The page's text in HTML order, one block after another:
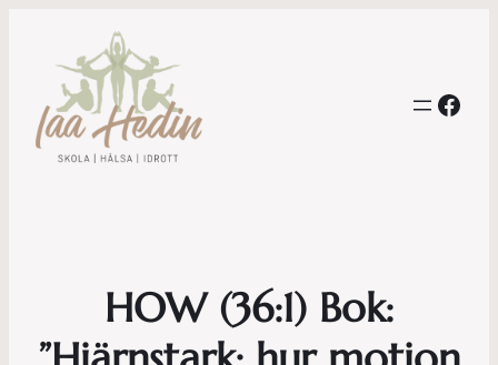
HOW (36:1) Bok: